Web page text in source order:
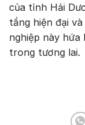
của tỉnh Hải
tầng hiện đại
nghiệp này
trong tương lai.